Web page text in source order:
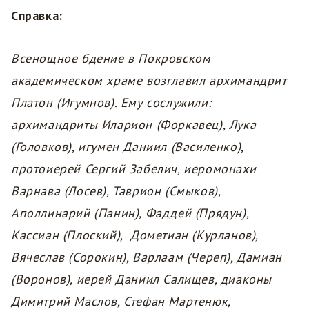
Справка:
Всенощное бдение в Покровском
академическом храме возглавил архимандрит
Платон (Игумнов). Ему сослужили:
архимандриты Иларион (Форкавец), Лука
(Головков), игумен Даниил (Василенко),
протоиерей Сергий Забелич, иеромонахи
Варнава (Лосев), Таврион (Смыков),
Аполлинарий (Панин), Фаддей (Прядун),
Кассиан (Плоский), Дометиан (Курланов),
Вячеслав (Сорокин), Варлаам (Череп), Дамиан
(Воронов), иерей Даниил Салищев, диаконы
Димитрий Маслов, Стефан Мартенюк,